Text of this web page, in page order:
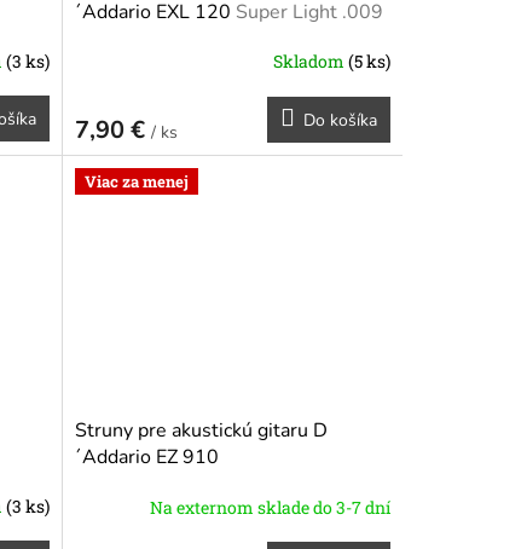
(3 ks)
´Addario EXL 120 Super Light .009
Skladom (5 ks)
7,90 € / ks
Do košíka
(3 ks)
Viac za menej
Struny pre akustickú gitaru D
´Addario EZ 910
Na externom sklade do 3-7 dní